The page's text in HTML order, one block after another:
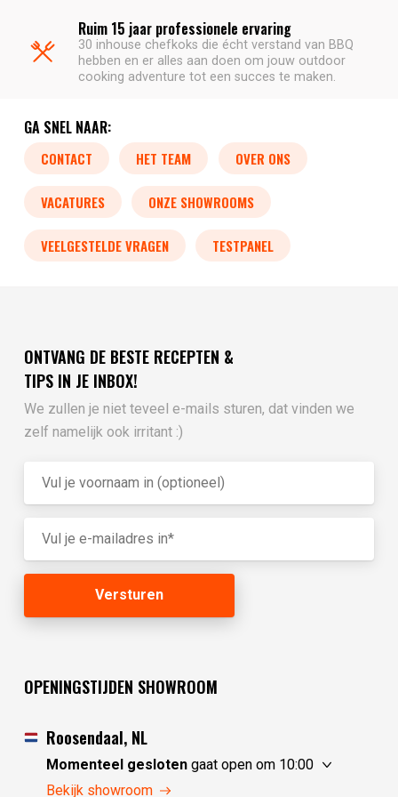
Ruim 15 jaar professionele ervaring
30 inhouse chefkoks die écht verstand van BBQ
hebben en er alles aan doen om jouw outdoor
cooking adventure tot een succes te maken.
GA SNEL NAAR:
CONTACT HET TEAM OVER ONS
VACATURES ONZE SHOWROOMS
VEELGESTELDE VRAGEN TESTPANEL
ONTVANG DE BESTE RECEPTEN &
TIPS IN JE INBOX!
We zullen je niet teveel e-mails sturen, dat vinden we
zelf namelijk ook irritant :)
OPENINGSTIJDEN SHOWROOM
Roosendaal, NL
Momenteel geslotengaat open om 10:00
zaterdag
Bekijk showroom